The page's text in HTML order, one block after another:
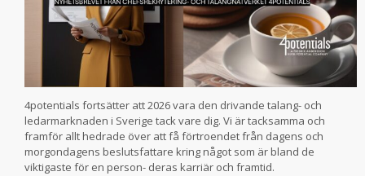
4potentials fortsätter att 2026 vara den drivande talang- och
ledarmarknaden i Sverige tack vare dig. Vi är tacksamma och
framför allt hedrade över att få förtroendet från dagens och
morgondagens beslutsfattare kring något som är bland de
viktigaste för en person- deras karriär och framtid.